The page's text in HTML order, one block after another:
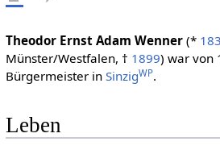
Theodor Ernst Adam Wenner(*
Münster/Westfalen, † 1899) war von
Bürgermeister in SinzigWP.
Leben